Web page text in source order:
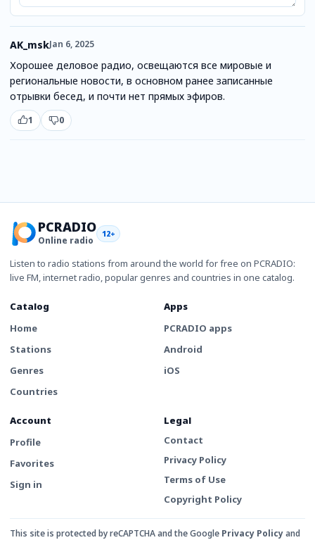
AK_mskJan 6, 2025
Хорошее деловое радио, освещаются все мировые и
региональные новости, в основном ранее записанные
отрывки бесед, и почти нет прямых эфиров.
1 0
PCRADIO
Online radio
12+
Listen to radio stations from around the world for free on PCRADIO:
live FM, internet radio, popular genres and countries in one catalog.
Catalog
Home
Stations
Genres
Countries
Apps
PCRADIO apps
Android
iOS
Account
Profile
Favorites
Sign in
Legal
Contact
Privacy Policy
Terms of Use
Copyright Policy
This site is protected by reCAPTCHA and the Google Privacy Policyand